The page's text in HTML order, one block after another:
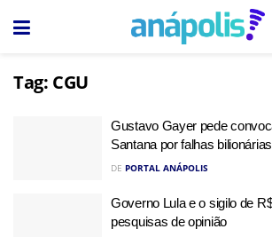
Tag: CGU
Gustavo Gayer pede
Santana por falhas
DE PORTAL ANÁPOLIS
Governo Lula e o sigilo de
pesquisas de opinião